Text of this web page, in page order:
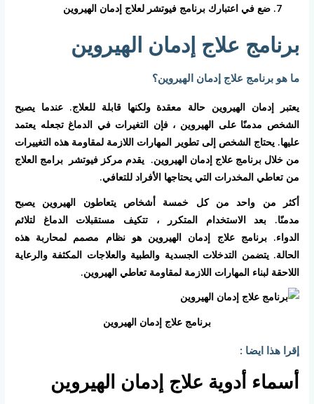
ضع في اعتبارك برنامج فيوتشر لعلاج إدمان الهيروين
برنامج علاج إدمان الهيروين
ما هو برنامج علاج إدمان الهيروين؟
يعتبر إدمان الهيروين حالة معقدة ولكنها قابلة للعلاج. عندما يصبح
الشخص مدمنًا على الهيروين ، فإن التغيرات في الدماغ تجعله يعتمد
عليها. يحتاج الشخص إلى تطوير المهارات اللازمة لمقاومة هذه التغييرات
من خلال برنامج علاج إدمان الهيروين. يقدم مركز فيوتشر برامج العلاج
من تعاطي المخدرات التي يحتاجها الأفراد للتعافي.
أكثر من واحد من كل خمسة أشخاص يتعاطون الهيروين يصبح
مدمنًا. بعد الاستخدام المتكرر ، تتكيف مستقبلات الدماغ لتلائم
الدواء. برنامج علاج إدمان الهيروين هو نظام مصمم لمحاربة هذه
الحالة. يتضمن التدخلات الجسدية والطبية والعلاجات المكثفة والرعاية
اللاحقة لبناء المهارات اللازمة لمقاومة تعاطي الهيروين.
برنامج علاج إدمان الهيروين
إقرا هذا ايضا :
أسماء أدوية علاج إدمان الهيروين